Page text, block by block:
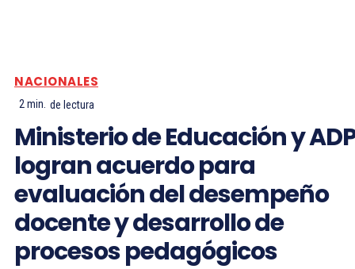
NACIONALES
2min. de lectura
Ministerio de Educación y
logran acuerdo para
evaluación del desempeño
docente y desarrollo de
procesos pedagógicos